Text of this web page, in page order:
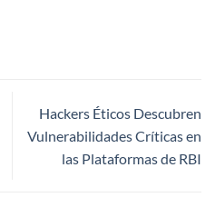
Hackers Éticos Descubren
Vulnerabilidades Críticas en
las Plataformas de RBI